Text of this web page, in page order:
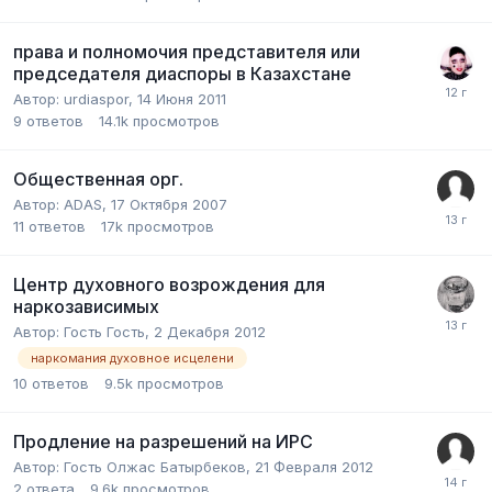
права и полномочия представителя или
председателя диаспоры в Казахстане
Автор: urdiaspor, 14 Июня 2011
9 ответов 14.1k просмотров
Общественная орг.
Автор: ADAS, 17 Октября 2007
11 ответов 17k просмотров
Центр духовного возрождения для
наркозависимых
Автор: Гость Гость, 2 Декабря 2012
наркомания духовное исцелени
10 ответов 9.5k просмотров
Продление на разрешений на ИРС
Автор: Гость Олжас Батырбеков, 21 Февраля 2012